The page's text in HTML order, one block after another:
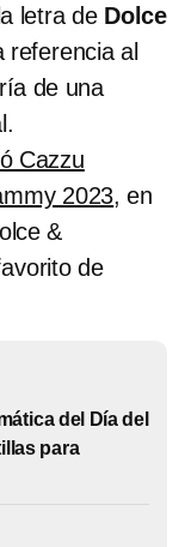
letra de Dolce
al
de una
Cazzu
2023, en
&
de
del Día del
para